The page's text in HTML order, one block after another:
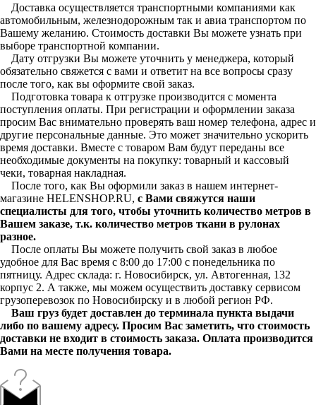
Доставка осуществляется транспортными компаниями как
автомобильным, железнодорожным так и авиа транспортом по
Вашему желанию. Стоимость доставки Вы можете узнать при
выборе транспортной компании.
Дату отгрузки Вы можете уточнить у менеджера, который
обязательно свяжется с вами и ответит на все вопросы сразу
после того, как вы оформите свой заказ.
Подготовка товара к отгрузке производится с момента
поступления оплаты. При регистрации и оформлении заказа
просим Вас внимательно проверять ваш номер телефона, адрес и
другие персональные данные. Это может значительно ускорить
время доставки. Вместе с товаром Вам будут переданы все
необходимые документы на покупку: товарный и кассовый
чеки, товарная накладная.
После того, как Вы оформили заказ в нашем интернет-
магазине HELENSHOP.RU, с Вами свяжутся наши
специалисты для того, чтобы уточнить количество метров в
Вашем заказе, т.к. количество метров ткани в рулонах
разное.
После оплаты Вы можете получить свой заказ в любое
удобное для Вас время с 8:00 до 17:00 с понедельника по
пятницу. Адрес склада: г. Новосибирск, ул. Автогенная, 132
корпус 2. А также, мы можем осуществить доставку сервисом
грузоперевозок по Новосибирску и в любой регион РФ.
Ваш груз будет доставлен до терминала пункта выдачи
либо по вашему адресу. Просим Вас заметить, что стоимость
доставки не входит в стоимость заказа. Оплата производится
Вами на месте получения товара.